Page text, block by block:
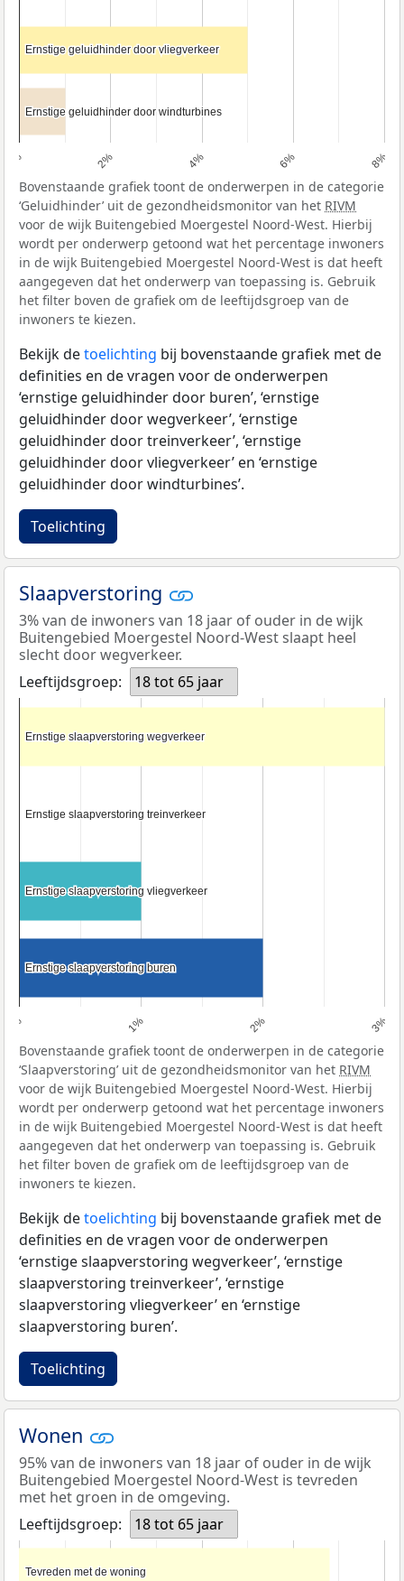
0% 2% 4% 6% 8%
Ernstige geluidhinder door vliegverkeer
Ernstige geluidhinder door vliegverkeer
Ernstige geluidhinder door windturbines
Ernstige geluidhinder door windturbines
Bovenstaande grafiek toont de onderwerpen in de categorie
‘Geluidhinder’ uit de gezondheidsmonitor van het RIVM
voor de wijk Buitengebied Moergestel Noord-West. Hierbij
wordt per onderwerp getoond wat het percentage inwoners
in de wijk Buitengebied Moergestel Noord-West is dat heeft
aangegeven dat het onderwerp van toepassing is. Gebruik
het filter boven de grafiek om de leeftijdsgroep van de
inwoners te kiezen.
Bekijk detoelichting bij bovenstaande grafiek met de
definities en de vragen voor de onderwerpen
‘ernstige geluidhinder door buren’, ‘ernstige
geluidhinder door wegverkeer’, ‘ernstige
geluidhinder door treinverkeer’, ‘ernstige
geluidhinder door vliegverkeer’ en ‘ernstige
geluidhinder door windturbines’.
Toelichting
Slaapverstoring
3% van de inwoners van 18 jaar of ouder in de wijk
Buitengebied Moergestel Noord-West slaapt heel
slecht door wegverkeer.
Leeftijdsgroep:
18 tot 65 jaar
0% 1% 2% 3%
Ernstige slaapverstoring wegverkeer
Ernstige slaapverstoring wegverkeer
Ernstige slaapverstoring treinverkeer
Ernstige slaapverstoring treinverkeer
Ernstige slaapverstoring vliegverkeer
Ernstige slaapverstoring vliegverkeer
Ernstige slaapverstoring buren
Ernstige slaapverstoring buren
Bovenstaande grafiek toont de onderwerpen in de categorie
‘Slaapverstoring’ uit de gezondheidsmonitor van het RIVM
voor de wijk Buitengebied Moergestel Noord-West. Hierbij
wordt per onderwerp getoond wat het percentage inwoners
in de wijk Buitengebied Moergestel Noord-West is dat heeft
aangegeven dat het onderwerp van toepassing is. Gebruik
het filter boven de grafiek om de leeftijdsgroep van de
inwoners te kiezen.
Bekijk detoelichting bij bovenstaande grafiek met de
definities en de vragen voor de onderwerpen
‘ernstige slaapverstoring wegverkeer’, ‘ernstige
slaapverstoring treinverkeer’, ‘ernstige
slaapverstoring vliegverkeer’ en ‘ernstige
slaapverstoring buren’.
Toelichting
Wonen
95% van de inwoners van 18 jaar of ouder in de wijk
Buitengebied Moergestel Noord-West is tevreden
met het groen in de omgeving.
Leeftijdsgroep:
18 tot 65 jaar
Tevreden met de woning
Tevreden met de woning